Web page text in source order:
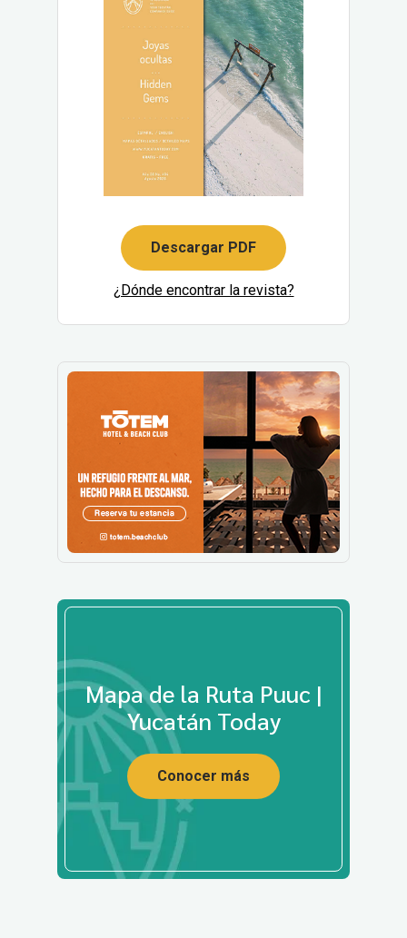
Descargar PDF
¿Dónde encontrar la revista?
Mapa de la Ruta Puuc |
Yucatán Today
Conocer más